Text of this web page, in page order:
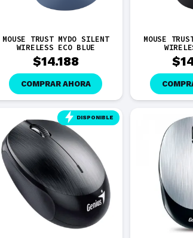
MOUSE TRUST MYDO SILENT
WIRELESS ECO BLUE
$14.188
COMPRAR AHORA
MOUSE
$
DISPONIBLE